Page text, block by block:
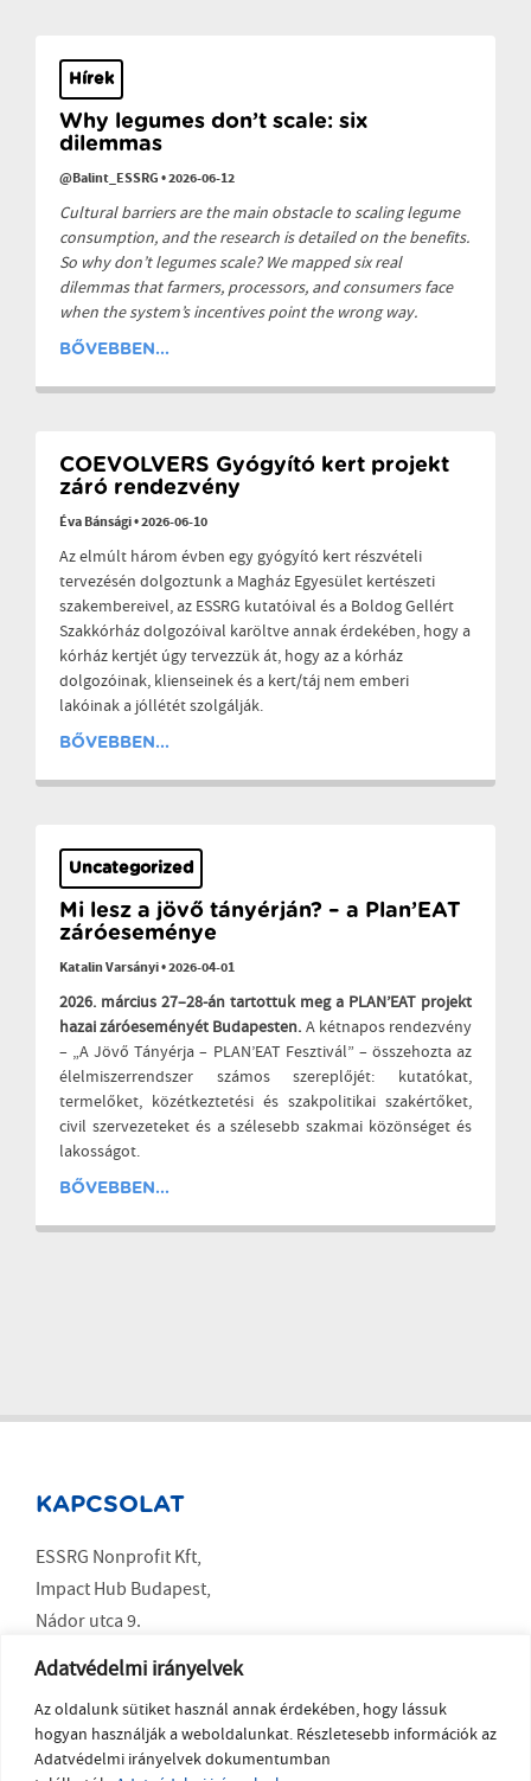
Adatvédelmi irányelvek
Az oldalunk sütiket használ annak érdekében, hogy lássuk
hogyan használják a weboldalunkat. Részletesebb információk az
Adatvédelmi irányelvek dokumentumban
Hírek
Why legumes don’t scale: six
dilemmas
@Balint_ESSRG•2026-06-12
Cultural barriers are the main obstacle to scaling legume
consumption, and the research is detailed on the benefits.
So why don’t legumes scale? We mapped six real
dilemmas that farmers, processors, and consumers face
when the system’s incentives point the wrong way.
BŐVEBBEN...
COEVOLVERS Gyógyító kert projekt
záró rendezvény
Éva Bánsági•2026-06-10
Az elmúlt három évben egy gyógyító kert részvételi
tervezésén dolgoztunk a Magház Egyesület kertészeti
szakembereivel, az ESSRG kutatóival és a Boldog Gellért
Szakkórház dolgozóival karöltve annak érdekében, hogy a
kórház kertjét úgy tervezzük át, hogy az a kórház
dolgozóinak, klienseinek és a kert/táj nem emberi
lakóinak a jóllétét szolgálják.
BŐVEBBEN...
Uncategorized
Mi lesz a jövő tányérján? – a Plan’EAT
záróeseménye
Katalin Varsányi•2026-04-01
2026. március 27–28-án tartottuk meg a PLAN’EAT projekt
hazai záróeseményét Budapesten. A kétnapos rendezvény
– „A Jövő Tányérja – PLAN’EAT Fesztivál” – összehozta az
élelmiszerrendszer számos szereplőjét: kutatókat,
termelőket, közétkeztetési és szakpolitikai szakértőket,
civil szervezeteket és a szélesebb szakmai közönséget és
lakosságot.
BŐVEBBEN...
KAPCSOLAT
ESSRG Nonprofit Kft,
Impact Hub Budapest,
Nádor utca 9.
Budapest 1051
SOCIAL MEDIA